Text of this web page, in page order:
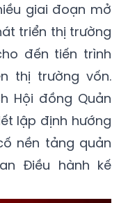
đốc sau hơn
bà Hiền là người
giai đoạn mở
triển thị trường
đến tiến trình
thị trường vốn.
Hội đồng Quản
lập định hướng
nền tảng quản